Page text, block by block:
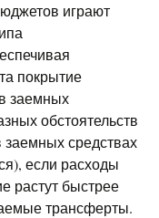
играют
покрытие
заемных
обстоятельств
средствах
если расходы
растут быстрее
трансферты.